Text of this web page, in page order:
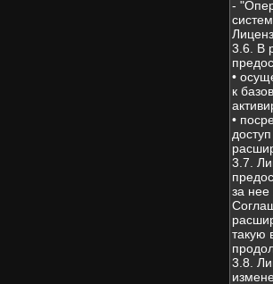
-
3.6. В
•
к
•
3.7.
за нее
такую
3.8.